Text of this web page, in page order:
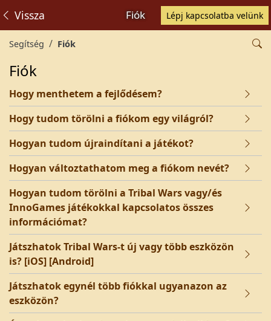
Fiók
Vissza Lépj kapcsolatba velünk
Segítség Fiók
Fiók
Hogy menthetem a fejlődésem?
Hogy tudom törölni a fiókom egy világról?
Hogyan tudom újraindítani a játékot?
Hogyan változtathatom meg a fiókom nevét?
Hogyan tudom törölni a Tribal Wars vagy/és
InnoGames játékokkal kapcsolatos összes
információmat?
Játszhatok Tribal Wars-t új vagy több eszközön
is? [iOS] [Android]
Játszhatok egynél több fiókkal ugyanazon az
eszközön?